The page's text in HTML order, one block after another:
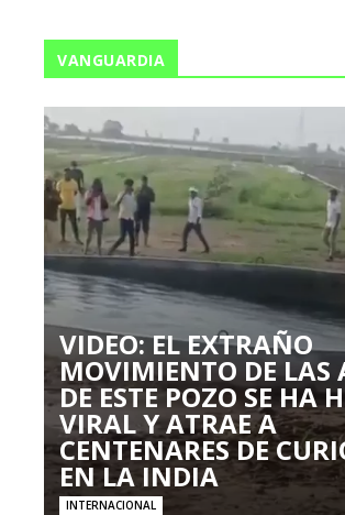
VANGUARDIA
VIDEO: EL EXTRAÑO
MOVIMIENTO DE LAS
DE ESTE POZO SE HA
VIRAL Y ATRAE A
CENTENARES DE
EN LA INDIA
INTERNACIONAL